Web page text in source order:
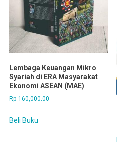
Lembaga Keuangan Mikro
Syariah di ERA Masyarakat
Ekonomi ASEAN (MAE)
Rp 160,000.00
Beli Buku